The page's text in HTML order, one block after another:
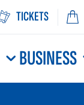
TICKETS
BUSINESS